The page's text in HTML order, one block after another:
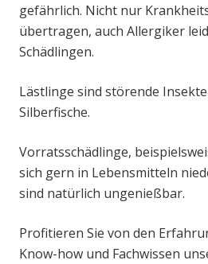
gefährlich. Nicht nur
übertragen, auch Allergiker
Schädlingen.
Lästlinge sind störende
Silberfische.
Vorratsschädlinge,
sich gern in Lebensmitteln
sind natürlich ungenießbar.
Profitieren Sie von den
Know-how und Fachwissen